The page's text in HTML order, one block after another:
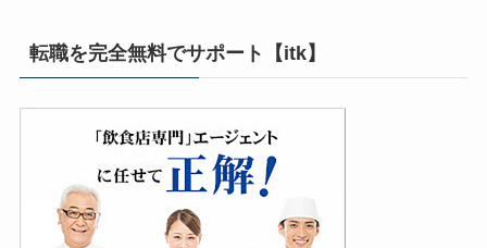
転職を完全無料でサポート【itk】